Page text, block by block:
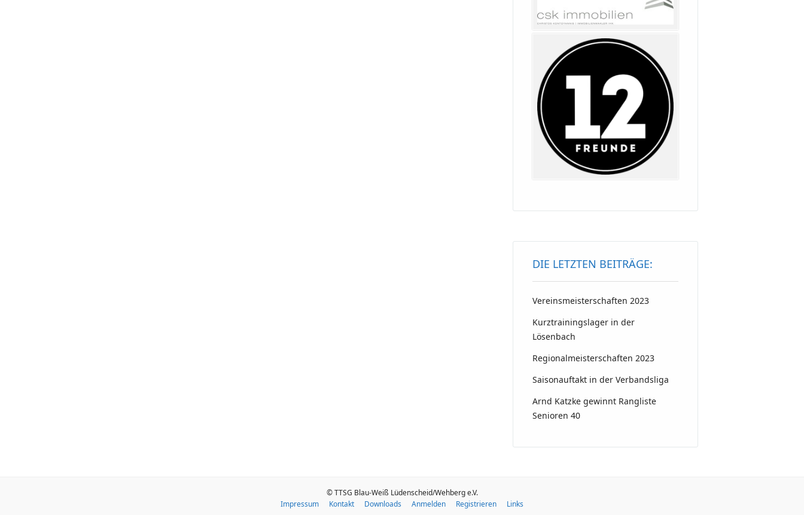
DIE LETZTEN BEITRÄGE:
Vereinsmeisterschaften 2023
Kurztrainingslager in der
Lösenbach
Regionalmeisterschaften 2023
Saisonauftakt in der Verbandsliga
Arnd Katzke gewinnt Rangliste
Senioren 40
© TTSG Blau-Weiß Lüdenscheid/Wehberg e.V.
Impressum
Kontakt Downloads Anmelden Registrieren Links